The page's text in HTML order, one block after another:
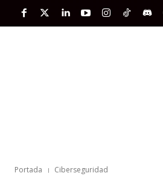
Portada Ciberseguridad